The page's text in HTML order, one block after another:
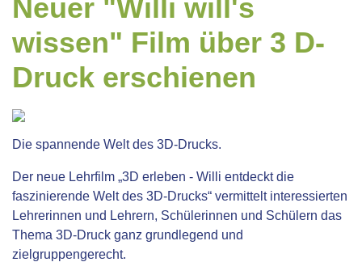
Neuer "Willi will's
wissen" Film über 3 D-
Druck erschienen
Die spannende Welt des 3D-Drucks.
Der neue Lehrfilm „3D erleben - Willi entdeckt die
faszinierende Welt des 3D-Drucks“ vermittelt interessierten
Lehrerinnen und Lehrern, Schülerinnen und Schülern das
Thema 3D-Druck ganz grundlegend und
zielgruppengerecht.